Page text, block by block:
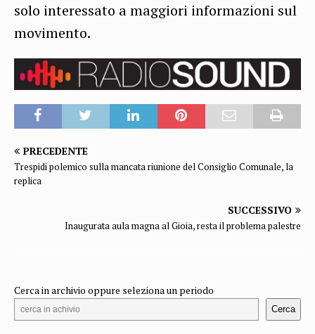
solo interessato a maggiori informazioni sul
movimento.
PRECEDENTE
Trespidi polemico sulla mancata riunione del Consiglio Comunale, la
replica
SUCCESSIVO
Inaugurata aula magna al Gioia, resta il problema palestre
Cerca in archivio oppure seleziona un periodo
Cerca